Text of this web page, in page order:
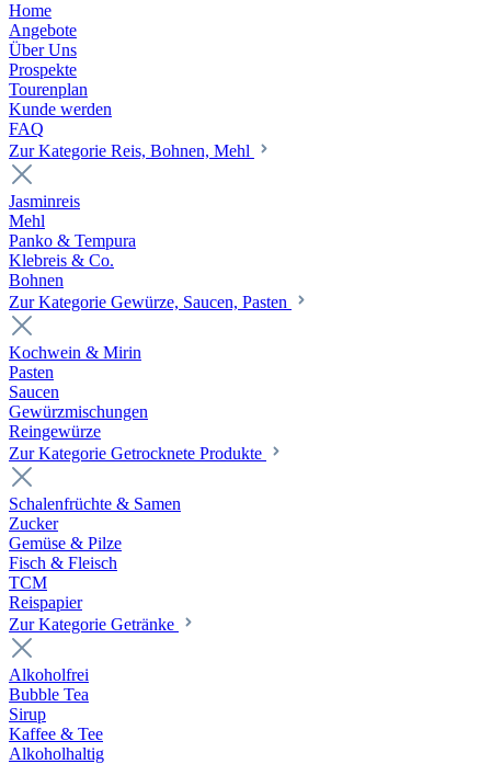
Home
Angebote
Über Uns
Prospekte
Tourenplan
Kunde werden
FAQ
Zur Kategorie Reis, Bohnen, Mehl
Jasminreis
Mehl
Panko & Tempura
Klebreis & Co.
Bohnen
Zur Kategorie Gewürze, Saucen, Pasten
Kochwein & Mirin
Pasten
Saucen
Gewürzmischungen
Reingewürze
Zur Kategorie Getrocknete Produkte
Schalenfrüchte & Samen
Zucker
Gemüse & Pilze
Fisch & Fleisch
TCM
Reispapier
Zur Kategorie Getränke
Alkoholfrei
Bubble Tea
Sirup
Kaffee & Tee
Alkoholhaltig